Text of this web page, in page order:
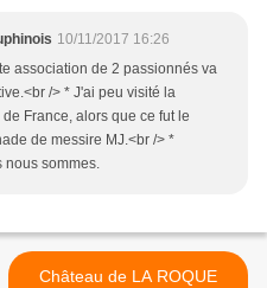
10/11/2017 16:26
association de 2 passionnés va
/> * J'ai peu visité la
France, alors que ce fut le
de messire MJ.<br /> *
nous sommes.
Château de LA ROQUE